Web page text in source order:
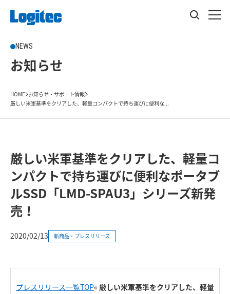
NEWS
お知らせ
HOME お知らせ・サポート情報
厳しい米軍基準をクリアした、軽量コンパクトで持ち運びに便利な...
厳しい米軍基準をクリアした、軽量コ
ンパクトで持ち運びに便利なポータブ
ルSSD「LMD-SPAU3」シリーズ新発
売！
2020/02/13 新商品・プレスリリース
プレスリリース一覧TOP« 厳しい米軍基準をクリアした、軽量